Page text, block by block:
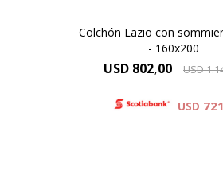
Colchón Lazio con
- 160x200
USD 802,00 USD
USD